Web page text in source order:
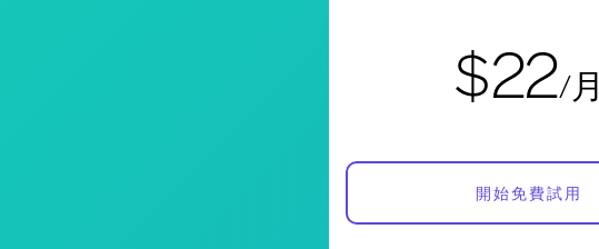
$22/月
開始免費試用